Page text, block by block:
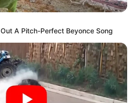
CLIMÁTICO CLAUDIA LÓPEZ
ALERTA
A Pitch-Perfect Beyonce Song